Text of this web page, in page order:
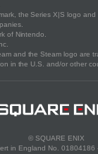
the Series X|S logo
of Nintendo.
and the Steam logo are
in the U.S. and/or other
© SQUARE ENIX
in England No. 01804186